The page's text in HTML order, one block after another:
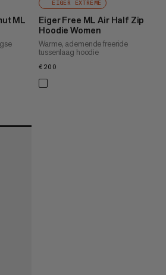
ML
EIGER EXTREME
Eiger Free ML Air Half Zip
Hoodie Women
Warme, ademende freeride
tussenlaag hoodie
€200